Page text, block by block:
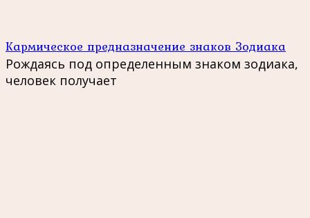
Кармическое предназначение знаков Зодиака
Рождаясь под определенным знаком зодиака,
человек получает